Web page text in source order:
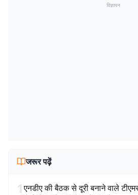
विज्ञापन
जरूर पढ़ें
1एनडीए की बैठक से दूरी बनाने वाले